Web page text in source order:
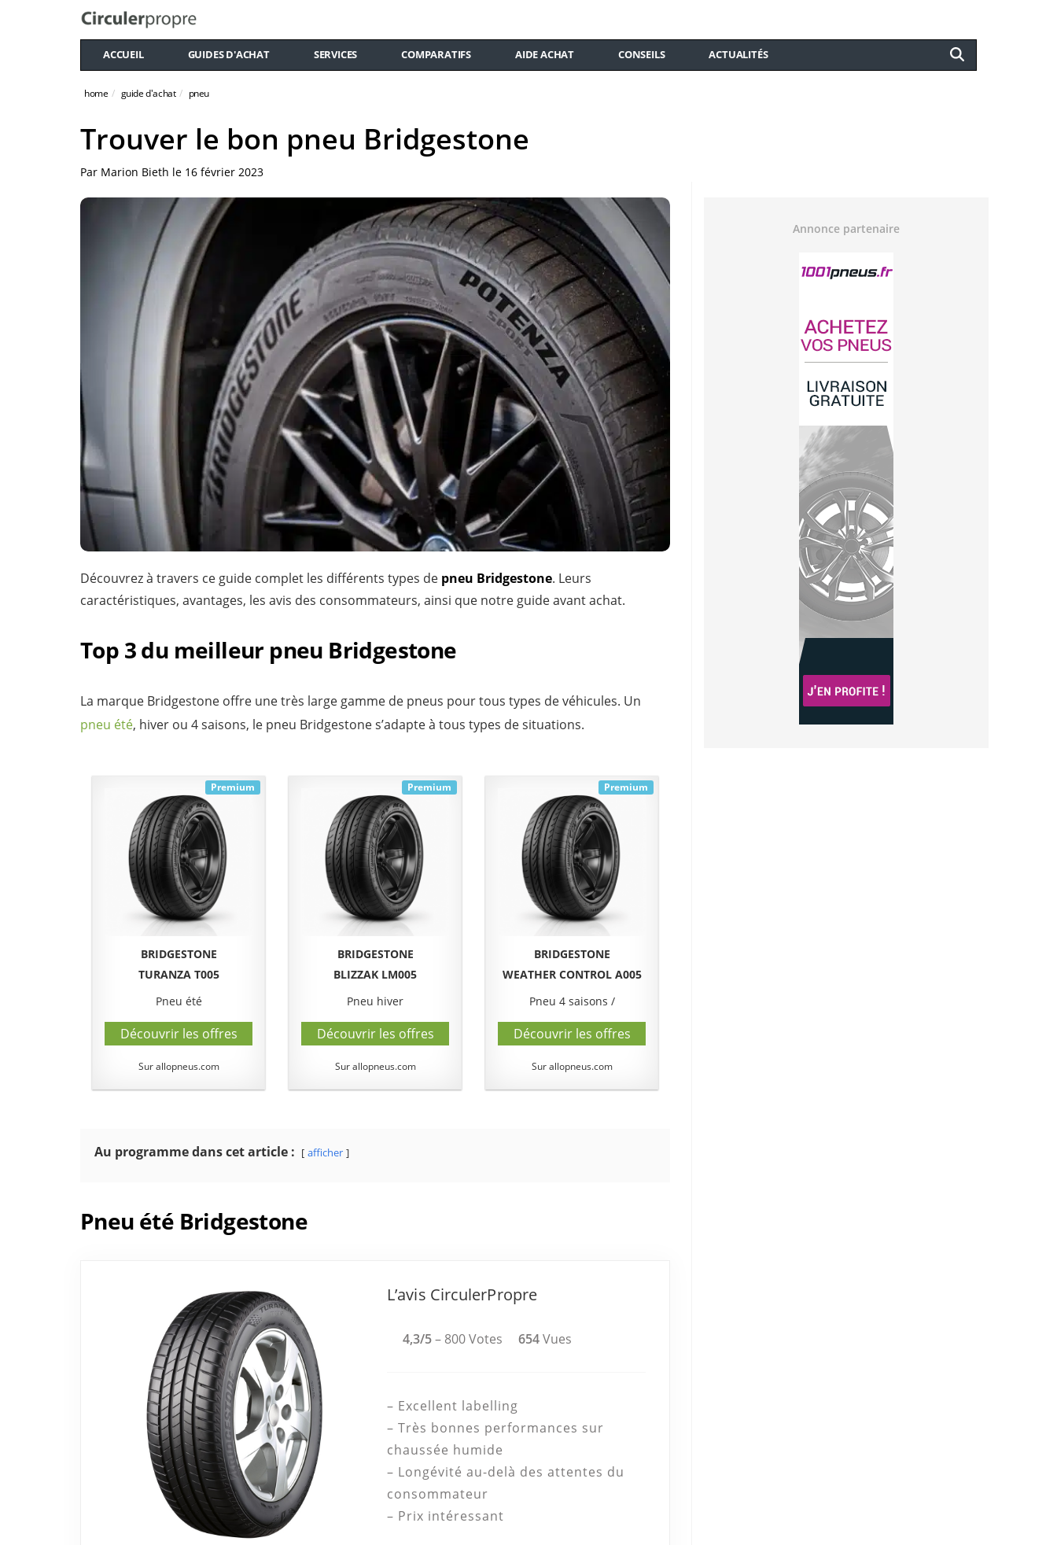
ACCUEIL GUIDES D'ACHAT SERVICES COMPARATIFS AIDE ACHAT CONSEILS ACTUALITÉS
home guide d'achat pneu
Trouver le bon pneu Bridgestone
Par Marion Bieth le 16 février 2023
Découvrez à travers ce guide complet les différents types de pneu Bridgestone. Leurs
caractéristiques, avantages, les avis des consommateurs, ainsi que notre guide avant achat.
Top 3 du meilleur pneu Bridgestone
La marque Bridgestone offre une très large gamme de pneus pour tous types de véhicules. Un
pneu été, hiver ou 4 saisons, le pneu Bridgestone s’adapte à tous types de situations.
Premium
BRIDGESTONE
TURANZA T005
Pneu été
Découvrir les offres
Sur allopneus.com
Premium
BRIDGESTONE
BLIZZAK LM005
Pneu hiver
Découvrir les offres
Sur allopneus.com
Premium
BRIDGESTONE
WEATHER CONTROL A005
Pneu 4 saisons /
Découvrir les offres
Sur allopneus.com
Au programme dans cet article : afficher
Pneu été Bridgestone
L’avis CirculerPropre
4,3/5– 800 Votes 654Vues
– Excellent labelling
– Très bonnes performances sur
chaussée humide
– Longévité au-delà des attentes du
consommateur
– Prix intéressant
Annonce partenaire